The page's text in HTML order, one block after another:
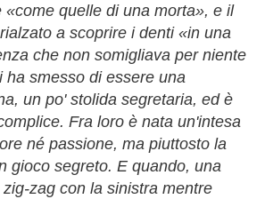
«come quelle di una morta», e il
a scoprire i denti «in una
che non somigliava per niente
ha smesso di essere una
un po' stolida segretaria, ed è
Fra loro è nata un'intesa
né passione, ma piuttosto la
gioco segreto. E quando, una
zag con la sinistra mentre